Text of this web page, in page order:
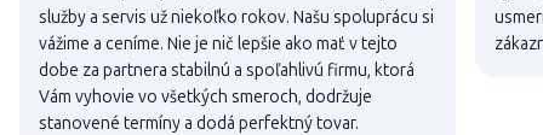
služby a servis už niekoľko rokov. Našu spoluprácu si
vážime a ceníme. Nie je nič lepšie ako mať v tejto
dobe za partnera stabilnú a spoľahlivú firmu, ktorá
Vám vyhovie vo všetkých smeroch, dodržuje
stanovené termíny a dodá perfektný tovar.